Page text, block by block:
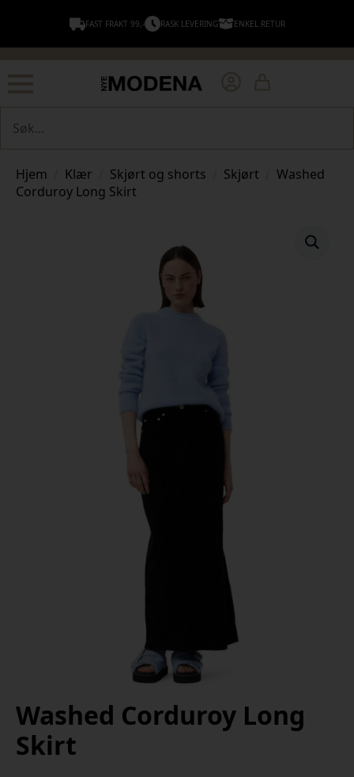
FAST FRAKT 99,- RASK LEVERING ENKEL RETUR
Hjem Klær Skjørt og shorts Skjørt
Washed
Corduroy Long Skirt
Washed Corduroy Long
Skirt